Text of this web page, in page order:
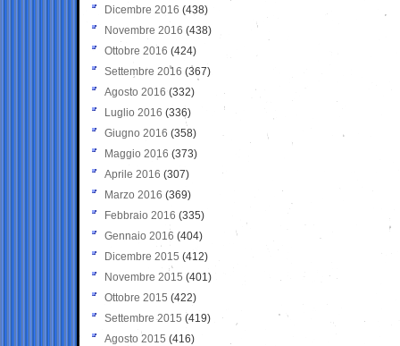
Dicembre 2016 (438)
Novembre 2016 (438)
Ottobre 2016 (424)
Settembre 2016 (367)
Agosto 2016 (332)
Luglio 2016 (336)
Giugno 2016 (358)
Maggio 2016 (373)
Aprile 2016 (307)
Marzo 2016 (369)
Febbraio 2016 (335)
Gennaio 2016 (404)
Dicembre 2015 (412)
Novembre 2015 (401)
Ottobre 2015 (422)
Settembre 2015 (419)
Agosto 2015 (416)